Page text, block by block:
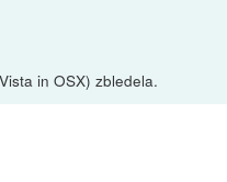
in OSX) zbledela.